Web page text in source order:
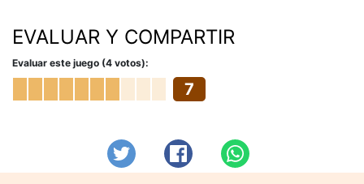
EVALUAR Y COMPARTIR
Evaluar este juego (4 votos):
7